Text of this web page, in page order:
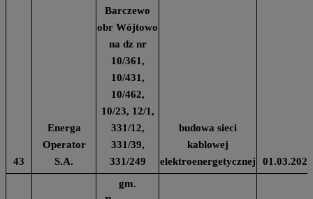
43
Energa
Operator
S.A.
Barczewo
obr Wójtowo
na dz nr
10/361,
10/431,
10/462,
10/23, 12/1,
331/12,
331/39,
331/249
budowa sieci
kablowej
elektroenergetycznej
01.03.2024
gm.